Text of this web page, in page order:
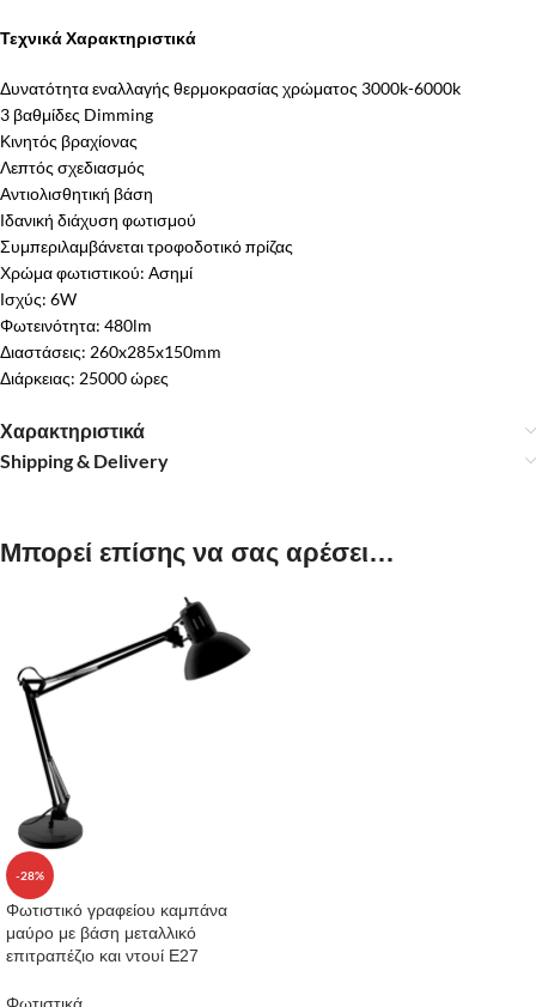
Τεχνικά Χαρακτηριστικά
Δυνατότητα εναλλαγής θερμοκρασίας χρώματος 3000k-6000k
3 βαθμίδες Dimming
Κινητός βραχίονας
Λεπτός σχεδιασμός
Αντιολισθητική βάση
Ιδανική διάχυση φωτισμού
Συμπεριλαμβάνεται τροφοδοτικό πρίζας
Χρώμα φωτιστικού: Ασημί
Ισχύς: 6W
Φωτεινότητα: 480lm
Διαστάσεις: 260x285x150mm
Διάρκειας: 25000 ώρες
Χαρακτηριστικά
Shipping & Delivery
Μπορεί επίσης να σας αρέσει…
-28%
Φωτιστικό γραφείου καμπάνα
μαύρο με βάση μεταλλικό
επιτραπέζιο και ντουί Ε27